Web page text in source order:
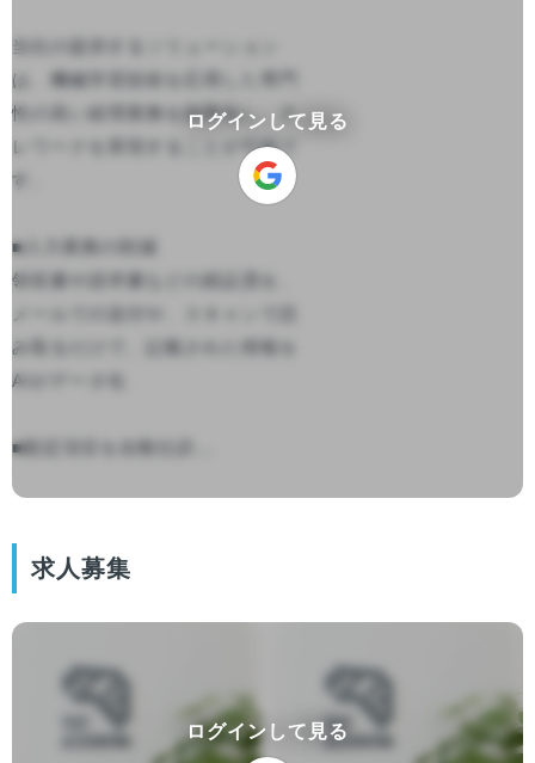
当社の提供するソリューション
は、機械学習技術を応用した専門
性の高い経理業務を効率化し、テ
レワークを実現することが可能で
す。
■入力業務の削減
領収書や請求書などの紙証憑を、
み取るだけで、記載された情報を
AIがデータ化
■勘定項目を自動仕訳...
ログインして見る
求人募集
ログインして見る